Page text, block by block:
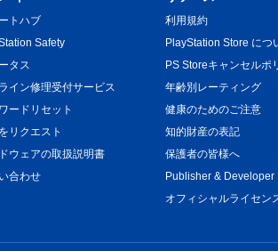
トハブ
Safety
タス
イン修理受付サービス
ードリセット
リクエスト
ウェアの取扱説明書
合わせ
利用規約
PlayStation Store につ
PS Storeキャンセルポ
年齢別レーティング
健康のためのご注意
知的財産の表記
保護者の皆様へ
Publisher & Developer
オフィシャルライセン